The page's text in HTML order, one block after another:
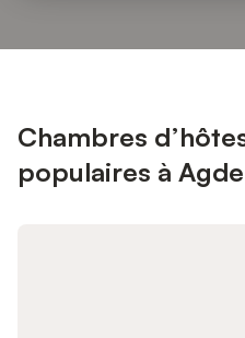
Chambres
populaires à Agde